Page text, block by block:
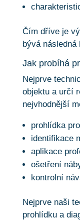
Čím dříve je
bývá následná
Jak probíhá
Nejprve
objektu a určí
nejvhodnější
prohlídka
identifikace
aplikace
ošetření
kontrolní
Nejprve naši
prohlídku a